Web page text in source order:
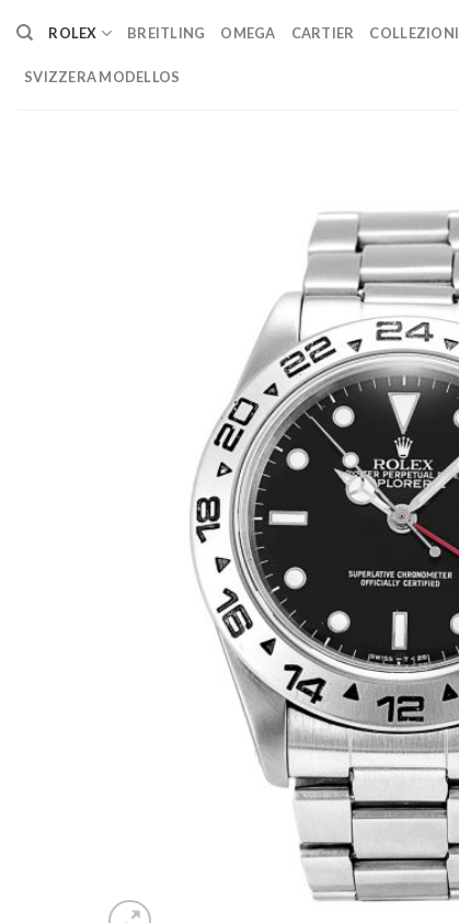
content
ROLEX BREITLING OMEGA CARTIER COLLEZIONI
SVIZZERA MODELLOS